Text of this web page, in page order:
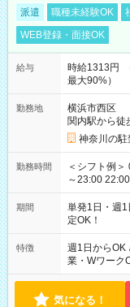
派遣 職種未経験OK
WEB登録・面接OK
給与
時給1313円
最大90%）
勤務地
横浜市西区
関内駅から徒
神奈川の駐
勤務時間
＜シフト例
～23:00 22:00～06:00 など
の希望OK
期間
単発1日・週
定OK！
特徴 週1日からOK
業・Wワーク
気になる！